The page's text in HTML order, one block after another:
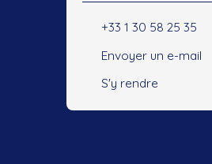
+33 1 30 58 25 35
Envoyer un e-mail
S'y rendre